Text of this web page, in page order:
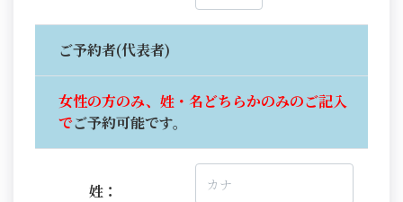
ご予約者(代表者)
女性の方のみ、姓・名どちらかのみのご記入
でご予約可能です。
姓：